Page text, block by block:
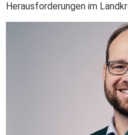
Herausforderungen im